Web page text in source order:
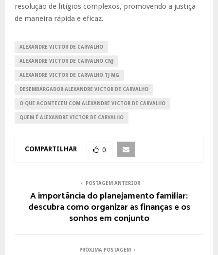
resolução de litígios complexos, promovendo a justiça
de maneira rápida e eficaz.
ALEXANDRE VICTOR DE CARVALHO
ALEXANDRE VICTOR DE CARVALHO CNJ
ALEXANDRE VICTOR DE CARVALHO TJ MG
DESEMBARGADOR ALEXANDRE VICTOR DE CARVALHO
O QUE ACONTECEU COM ALEXANDRE VICTOR DE CARVALHO
QUEM É ALEXANDRE VICTOR DE CARVALHO
COMPARTILHAR 0
POSTAGEM ANTERIOR
A importância do planejamento familiar:
descubra como organizar as finanças e os
sonhos em conjunto
PRÓXIMA POSTAGEM